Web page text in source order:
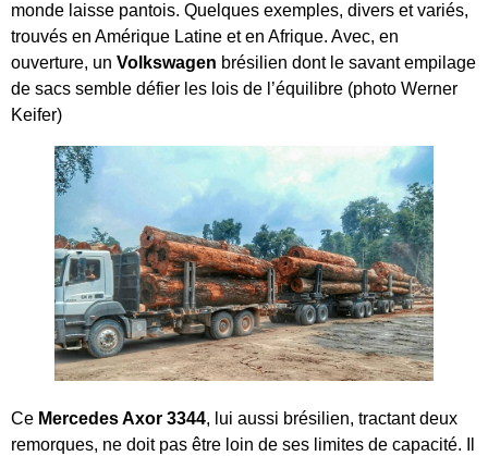
monde laisse pantois. Quelques exemples, divers et variés,
trouvés en Amérique Latine et en Afrique. Avec, en
ouverture, un Volkswagen brésilien dont le savant empilage
de sacs semble défier les lois de l’équilibre (photo Werner
Keifer)
Ce Mercedes Axor 3344, lui aussi brésilien, tractant deux
remorques, ne doit pas être loin de ses limites de capacité. Il